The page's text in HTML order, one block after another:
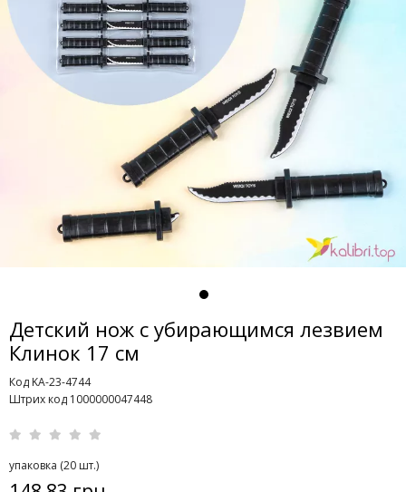
Детский нож с убирающимся лезвием
Клинок 17 см
Код KA-23-4744
Штрих код 1000000047448
упаковка (20 шт.)